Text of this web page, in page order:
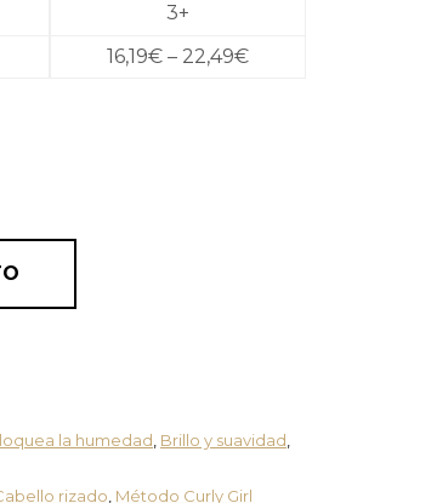
3+
16,19€ – 22,49€
Love cantidad
la humedad, Brillo y suavidad,
rizado, Método Curly Girl